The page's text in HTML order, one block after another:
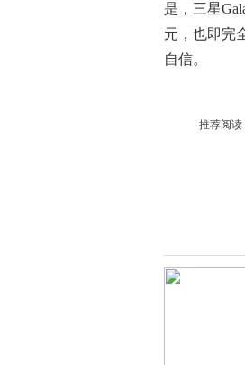
是，三星
元，也即完
自信。
推荐阅读